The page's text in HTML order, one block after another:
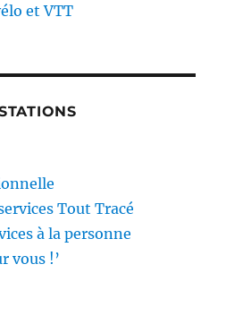
et VTT
Tout Tracé
à la personne
vous !’